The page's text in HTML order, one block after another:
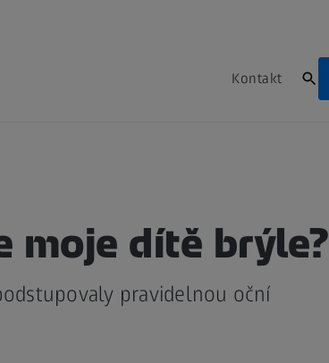
Kontakt
moje dítě brýle?
pravidelnou oční